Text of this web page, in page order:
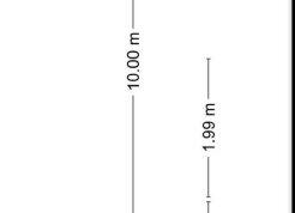
- Nette en zonnige
- Gelegen in de woonwijk
zijn kindvriendelijke karakter